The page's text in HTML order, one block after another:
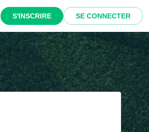
S'INSCRIRE SE CONNECTER